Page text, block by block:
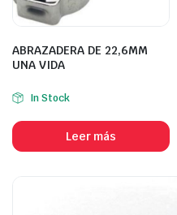
ABRAZADERA DE 22,6MM
UNA VIDA
In Stock
Leer más